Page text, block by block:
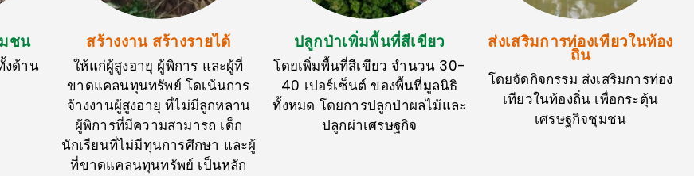
ชน
ด้าน
สร้างงาน สร้างรายได้
ให้แก่ผู้สูงอายุ ผู้พิการ และผู้ที่
ขาดแคลนทุนทรัพย์ โดเน้นการ
จ้างงานผู้สูงอายุ ที่ไม่มีลูกหลาน
ผู้พิการที่มีความสามารถ เด็ก
นักเรียนที่ไม่มีทุนการศึกษา และผู้
ที่ขาดแคลนทุนทรัพย์ เป็นหลัก
ปลูกป่าเพิ่มพื้นที่สีเขียว
โดยเพิ่มพื้นที่สีเขียว จำนวน 30-
40 เปอร์เซ็นต์ ของพื้นที่มูลนิธิ
ทั้งหมด โดยการปลูกป่าผลไม้และ
ปลูกผ่าเศรษฐกิจ
ส่งเสริมการท่องเทียวในท้อง
ถิ่น
โดยจัดกิจกรรม ส่งเสริมการท่อง
เทียวในท้องถิ่น เพื่อกระตุ้น
เศรษฐกิจชุมชน